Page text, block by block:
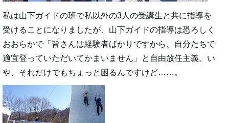
私は山下ガイドの班で私以外の3人の受講生と共に指導を
受けることになりましたが、山下ガイドの指導は恐ろしく
おおらかで「皆さんは経験者ばかりですから、自分たちで
適宜登っていただいてかまいません」と自由放任主義。い
や、それだけでもちょっと困るんですけど……。